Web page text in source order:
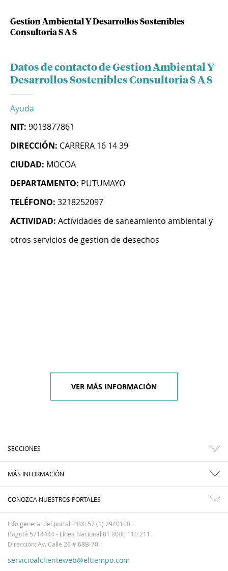
Gestion Ambiental Y Desarrollos Sostenibles
Consultoria S A S
Datos de contacto de Gestion Ambiental Y
Desarrollos Sostenibles Consultoria S A S
Ayuda
NIT: 9013877861
DIRECCIÓN: CARRERA 16 14 39
CIUDAD: MOCOA
DEPARTAMENTO: PUTUMAYO
TELÉFONO: 3218252097
ACTIVIDAD: Actividades de saneamiento ambiental y
otros servicios de gestion de desechos
VER MÁS INFORMACIÓN
SECCIONES
MÁS INFORMACIÓN
CONOZCA NUESTROS PORTALES
Info general del portal: PBX: 57 (1) 2940100.
Bogotá 5714444 - Línea Nacional 01 8000 110 211.
Dirección: Av. Calle 26 # 68B-70.
servicioalclienteweb@eltiempo.com